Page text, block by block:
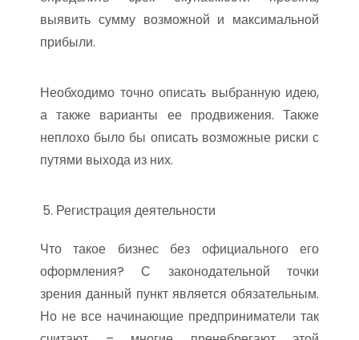
выявить сумму возможной и максимальной
прибыли.
Необходимо точно описать выбранную идею,
а также варианты ее продвижения. Также
неплохо было бы описать возможные риски с
путями выхода из них.
Регистрация деятельности
Что такое бизнес без официального его
оформления? С законодательной точки
зрения данный пункт является обязательным.
Но не все начинающие предприниматели так